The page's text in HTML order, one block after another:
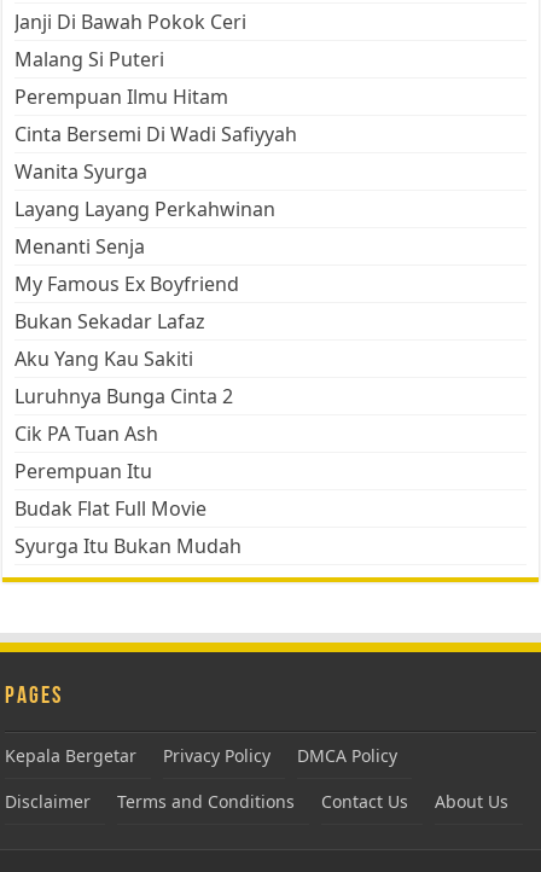
Janji Di Bawah Pokok Ceri
Malang Si Puteri
Perempuan Ilmu Hitam
Cinta Bersemi Di Wadi Safiyyah
Wanita Syurga
Layang Layang Perkahwinan
Menanti Senja
My Famous Ex Boyfriend
Bukan Sekadar Lafaz
Aku Yang Kau Sakiti
Luruhnya Bunga Cinta 2
Cik PA Tuan Ash
Perempuan Itu
Budak Flat Full Movie
Syurga Itu Bukan Mudah
Pages
Kepala Bergetar Privacy Policy
DMCA Policy
Disclaimer
Terms and Conditions Contact Us About Us